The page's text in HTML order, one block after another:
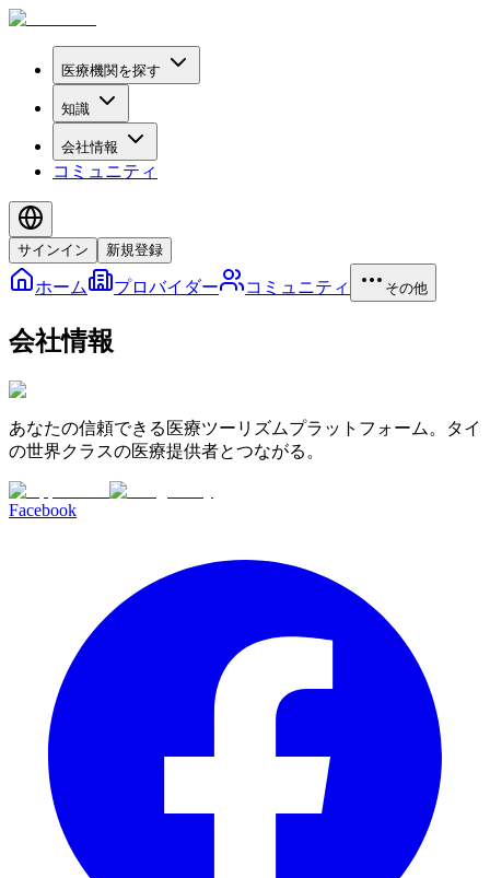
医療機関を探す
知識
会社情報
コミュニティ
サインイン 新規登録
ホーム プロバイダー コミュニティ その他
会社情報
あなたの信頼できる医療ツーリズムプラットフォーム。タイ
の世界クラスの医療提供者とつながる。
Facebook